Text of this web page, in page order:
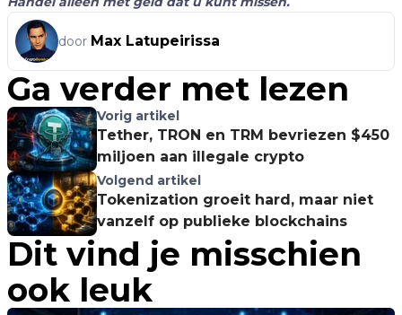
door Max Latupeirissa
Ga verder met lezen
Vorig artikel
Tether, TRON en TRM bevriezen $450
miljoen aan illegale crypto
Volgend artikel
Tokenization groeit hard, maar niet
vanzelf op publieke blockchains
Dit vind je misschien
ook leuk